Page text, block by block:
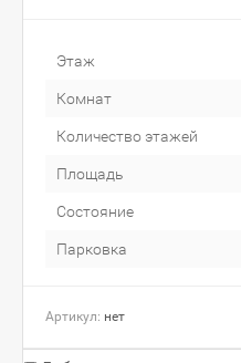
Этаж
Комнат
Количество этажей
Площадь
Состояние
Парковка
Артикул: нет